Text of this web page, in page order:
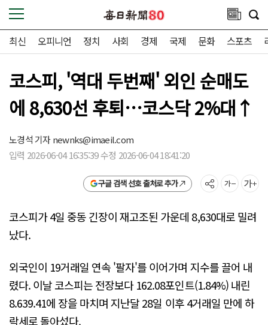
최신 오피니언 정치 사회 경제 국제 문화 스포츠
코스피, '역대 두번째' 외인 순매도
에 8,630선 후퇴…코스닥 2%대↑
노경석 기자newnks@imaeil.com
입력 2026-06-04 16:35:39 수정 2026-06-04 18:41:20
구글 검색 선호 출처로 추가
코스피가 4일 중동 긴장이 재고조된 가운데 8,630대로 밀려
났다.
외국인이 19거래일 연속 '팔자'를 이어가며 지수를 끌어 내
렸다. 이날 코스피는 전장보다 162.08포인트(1.84%) 내린
8.639.41에 장을 마치며 지난달 28일 이후 4거래일 만에 하
락세로 돌아섰다.